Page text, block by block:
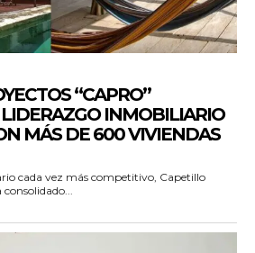
“CAPRO”
INMOBILIARIO
MÁS DE 600 VIVIENDAS
cada vez más competitivo, Capetillo